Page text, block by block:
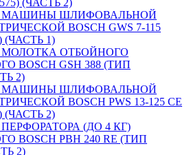
МАШИНЫ ШЛИФОВАЛЬНОЙ
BOSCH GWS 7-115
(ЧАСТЬ 1)
МОЛОТКА ОТБОЙНОГО
BOSCH GSH 388 (ТИП
2)
МАШИНЫ ШЛИФОВАЛЬНОЙ
BOSCH PWS 13-125 CE
(ЧАСТЬ 2)
(ДО 4 КГ)
BOSCH PBH 240 RE (ТИП
2)